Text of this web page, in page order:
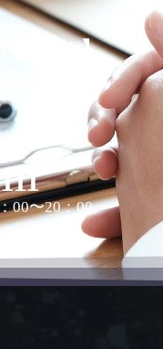
合せは】
00〜20：00